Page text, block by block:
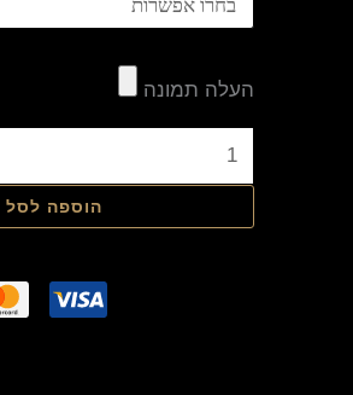
העלה תמונה
הוספה לסל